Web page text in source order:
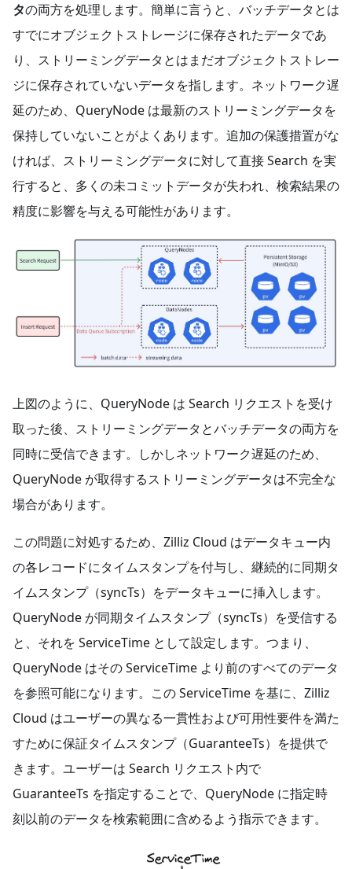
タの両方を処理します。簡単に言うと、バッチデータとは
すでにオブジェクトストレージに保存されたデータであ
り、ストリーミングデータとはまだオブジェクトストレー
ジに保存されていないデータを指します。ネットワーク遅
延のため、QueryNode は最新のストリーミングデータを
保持していないことがよくあります。追加の保護措置がな
ければ、ストリーミングデータに対して直接 Search を実
行すると、多くの未コミットデータが失われ、検索結果の
精度に影響を与える可能性があります。
上図のように、QueryNode は Search リクエストを受け
取った後、ストリーミングデータとバッチデータの両方を
同時に受信できます。しかしネットワーク遅延のため、
QueryNode が取得するストリーミングデータは不完全な
場合があります。
この問題に対処するため、Zilliz Cloud はデータキュー内
の各レコードにタイムスタンプを付与し、継続的に同期タ
イムスタンプ（syncTs）をデータキューに挿入します。
QueryNode が同期タイムスタンプ（syncTs）を受信する
と、それを ServiceTime として設定します。つまり、
QueryNode はその ServiceTime より前のすべてのデータ
を参照可能になります。この ServiceTime を基に、Zilliz
Cloud はユーザーの異なる一貫性および可用性要件を満た
すために保証タイムスタンプ（GuaranteeTs）を提供で
きます。ユーザーは Search リクエスト内で
GuaranteeTs を指定することで、QueryNode に指定時
刻以前のデータを検索範囲に含めるよう指示できます。